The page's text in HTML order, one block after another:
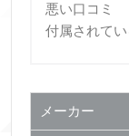
悪い口コミ
付属されて
メーカー